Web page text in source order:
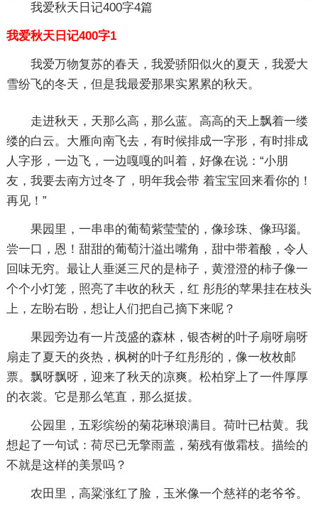
我爱秋天日记400字4篇
我爱秋天日记400字1
我爱万物复苏的春天，我爱骄阳似火的夏天，我爱大
雪纷飞的冬天，但是我最爱那果实累累的秋天。
走进秋天，天那么高，那么蓝。高高的天上飘着一缕
缕的白云。大雁向南飞去，有时候排成一字形，有时排成
人字形，一边飞，一边嘎嘎的叫着，好像在说：“小朋
友，我要去南方过冬了，明年我会带 着宝宝回来看你的！
再见！”
果园里，一串串的葡萄紫莹莹的，像珍珠、像玛瑙。
尝一口，恩！甜甜的葡萄汁溢出嘴角，甜中带着酸，令人
回味无穷。最让人垂涎三尺的是柿子，黄澄澄的柿子像一
个个小灯笼，照亮了丰收的秋天，红 彤彤的苹果挂在枝头
上，左盼右盼，想让人们把自己摘下来呢？
果园旁边有一片茂盛的森林，银杏树的叶子扇呀扇呀
扇走了夏天的炎热，枫树的叶子红彤彤的，像一枚枚邮
票。飘呀飘呀，迎来了秋天的凉爽。松柏穿上了一件厚厚
的衣裳。它是那么笔直，那么挺拔。
公园里，五彩缤纷的菊花琳琅满目。荷叶已枯黄。我
想起了一句试：荷尽已无擎雨盖，菊残有傲霜枝。描绘的
不就是这样的美景吗？
农田里，高粱涨红了脸，玉米像一个慈祥的老爷爷。